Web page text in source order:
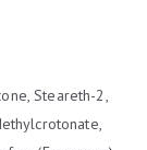
Steareth-2,